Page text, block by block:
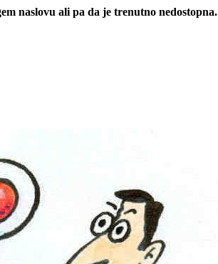
naslovu ali pa da je trenutno nedostopna.